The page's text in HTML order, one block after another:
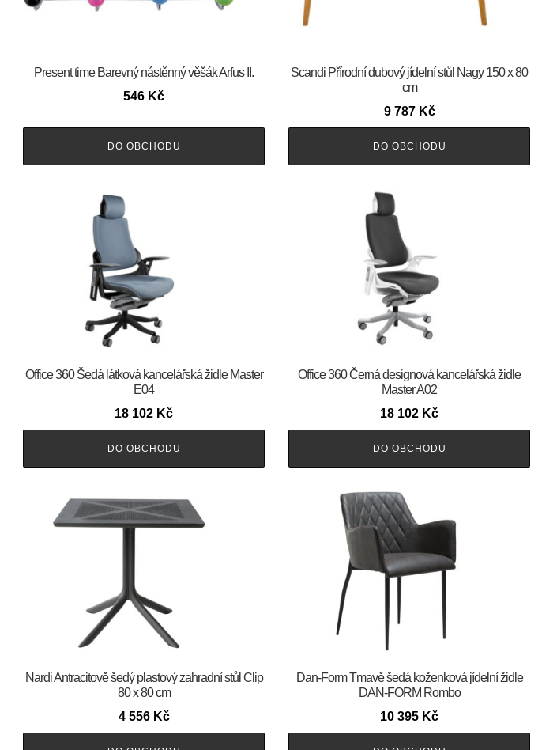
Present time Barevný nástěnný věšák Arfus II.
546 Kč
DO OBCHODU
Scandi Přírodní dubový jídelní stůl Nagy 150 x 80
cm
9 787 Kč
DO OBCHODU
Office 360 Šedá látková kancelářská židle Master
E04
18 102 Kč
DO OBCHODU
Office 360 Černá designová kancelářská židle
Master A02
18 102 Kč
DO OBCHODU
Nardi Antracitově šedý plastový zahradní stůl Clip
80 x 80 cm
4 556 Kč
​​​​​Dan-Form Tmavě šedá koženková jídelní židle
DAN-FORM Rombo
10 395 Kč